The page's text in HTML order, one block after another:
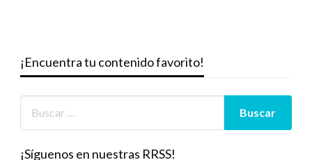
¡Encuentra tu contenido favorito!
¡Síguenos en nuestras RRSS!